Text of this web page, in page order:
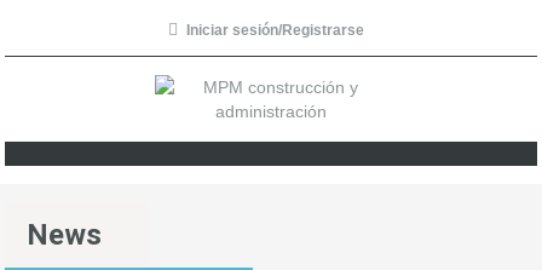
Iniciar sesión/Registrarse
News